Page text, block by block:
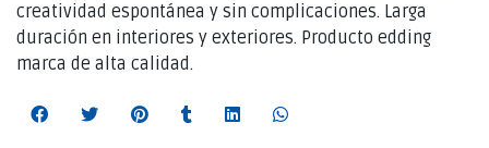
creatividad espontánea y sin complicaciones. Larga
duración en interiores y exteriores. Producto edding
marca de alta calidad.